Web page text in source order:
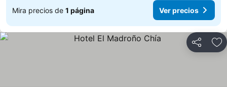
Mira precios de 1 página Ver precios
Compartir